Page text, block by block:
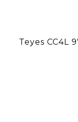
Teyes CC4L